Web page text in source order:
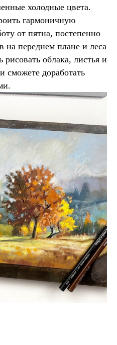
холодные цвета.
гармоничную
от пятна, постепенно
на переднем плане и леса
облака, листья и
сможете доработать